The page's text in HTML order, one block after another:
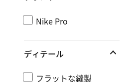
Nike Pro
ディテール
フラットな縫製